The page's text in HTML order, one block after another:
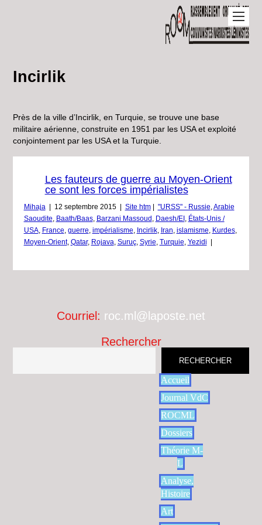
Incirlik
Près de la ville d’Incirlik, en Turquie, se trouve une base
militaire aérienne, construite en 1951 par les USA et exploité
conjointement par les USA et la Turquie.
Les fauteurs de guerre au Moyen-Orient
ce sont les forces impérialistes
Mihaja 12 septembre 2015 Site htm "URSS" - Russie Arabie
Saoudite
Baath/Baas, Barzani Massoud Daesh/EI
États-Unis /
USA, France guerre impérialisme Incirlik, Iran islamisme Kurdes,
Moyen-Orient, Qatar, Rojava Suruç, Syrie Turquie Yezidi
Courriel: roc.ml@laposte.net
Rechercher
RECHERCHER
Accueil
Journal VdC
ROCML
Dossiers
Théorie M-
L
Analyse,
Histoire
Art